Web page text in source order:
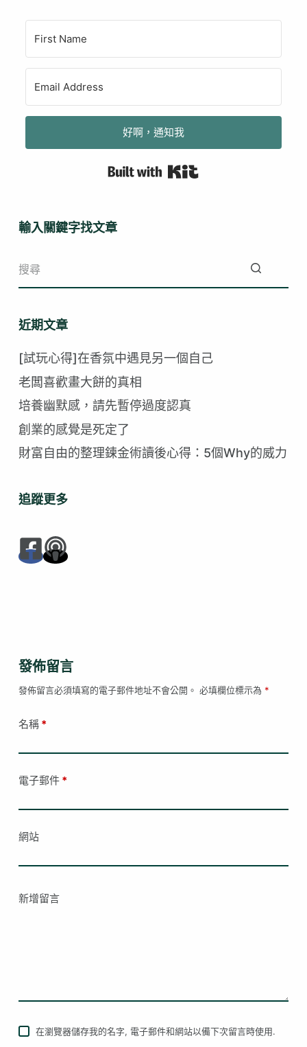
好啊，通知我
輸入關鍵字找文章
不
符
合
的
近期文章
[試玩心得]在香氛中遇見另一個自己
老闆喜歡畫大餅的真相
培養幽默感，請先暫停過度認真
創業的感覺是死定了
財富自由的整理鍊金術讀後心得：5個Why的威力
追蹤更多
發佈留言
發佈留言必須填寫的電子郵件地址不會公開。 必填欄位標示為 *
名稱*
電子郵件*
網站
新增留言
在瀏覽器儲存我的名字, 電子郵件和網站以備下次留言時使用.